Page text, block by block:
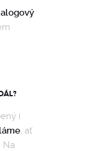
i
, ať
Na